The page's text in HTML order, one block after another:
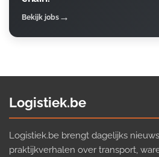
Bekijk jobs
Logistiek.be
Logistiek.be brengt dagelijks
praktijkverhalen over transport,